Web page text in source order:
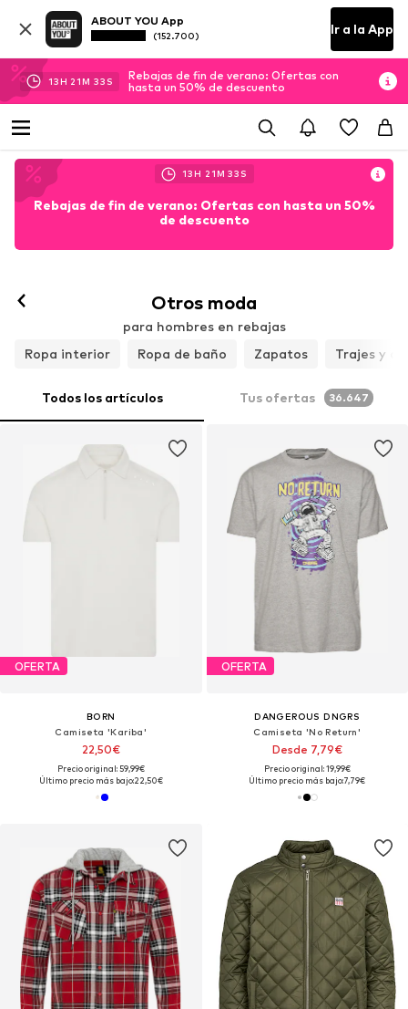
ABOUT YOU App
(152.700) Ir a la App
13H 21M 31 S
Rebajas de fin de verano: Ofertas con
hasta un 50% de descuento
13H 21M 31 S
Rebajas de fin de verano: Ofertas con hasta un 50%
de descuento
Otros moda
para hombres en rebajas
Ropa interior
Ropa de baño Zapatos Trajes y
Todos los artículos Tus ofertas 36.647
OFERTA
BORN
Camiseta 'Kariba'
22,50€
Precio original: 59,99€
Último precio más bajo:22,50€
OFERTA
DANGEROUS DNGRS
Camiseta 'No Return'
Desde 7,79€
Precio original: 19,99€
Último precio más bajo:7,79€